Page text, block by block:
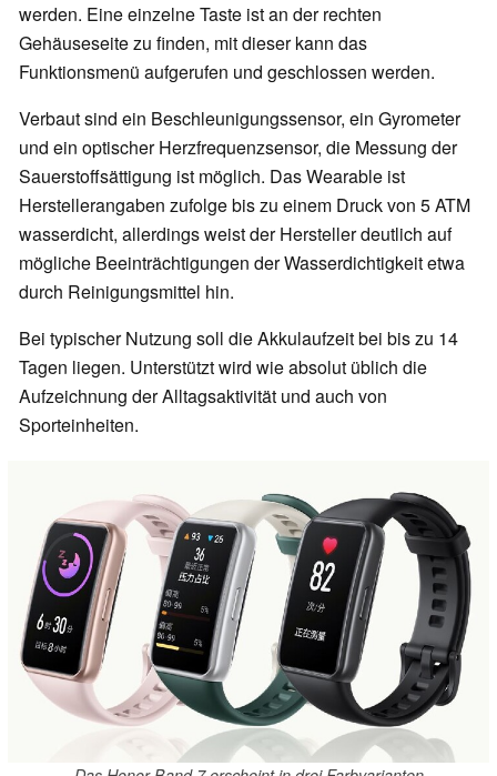
werden. Eine einzelne Taste ist an der rechten
Gehäuseseite zu finden, mit dieser kann das
Funktionsmenü aufgerufen und geschlossen werden.
Verbaut sind ein Beschleunigungssensor, ein Gyrometer
und ein optischer Herzfrequenzsensor, die Messung der
Sauerstoffsättigung ist möglich. Das Wearable ist
Herstellerangaben zufolge bis zu einem Druck von 5 ATM
wasserdicht, allerdings weist der Hersteller deutlich auf
mögliche Beeinträchtigungen der Wasserdichtigkeit etwa
durch Reinigungsmittel hin.
Bei typischer Nutzung soll die Akkulaufzeit bei bis zu 14
Tagen liegen. Unterstützt wird wie absolut üblich die
Aufzeichnung der Alltagsaktivität und auch von
Sporteinheiten.